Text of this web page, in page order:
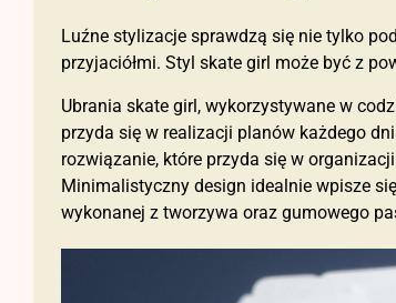
Luźne stylizacje sprawdzą się nie tylko
przyjaciółmi. Styl skate girl może być z
Ubrania skate girl, wykorzystywane w
przyda się w realizacji planów każdego
rozwiązanie, które przyda się w
Minimalistyczny design idealnie wpisze
wykonanej z tworzywa oraz gumowego